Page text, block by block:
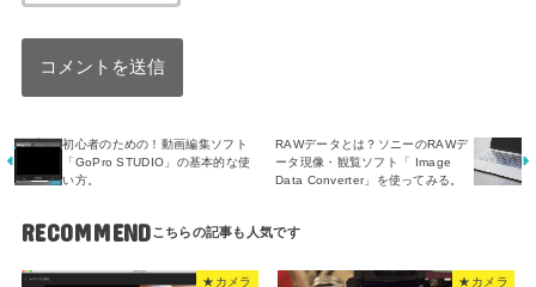
初心者のための！動画編集ソフト
「GoPro STUDIO」の基本的な使
い方。
RAWデータとは？ソニーのRAWデ
ータ現像・観覧ソフト「 Image
Data Converter」を使ってみる。
RECOMMEND
★カメラ ★カメラ